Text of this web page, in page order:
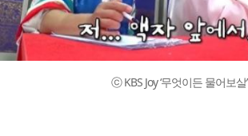
ⓒ KBS Joy ‘무엇이든 물어보살’